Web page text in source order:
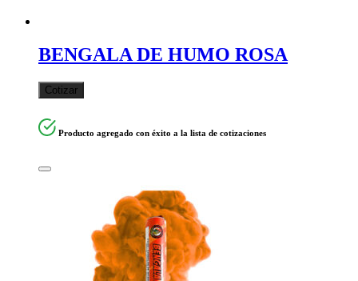
BENGALA DE HUMO ROSA
Cotizar
Producto agregado con éxito a la lista de cotizaciones